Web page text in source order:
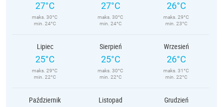
27°C
maks. 30°C
min. 24°C
27°C
maks. 30°C
min. 24°C
26°C
maks. 29°C
min. 23°C
Lipiec
25°C
maks. 29°C
min. 22°C
Sierpień
25°C
maks. 30°C
min. 22°C
Wrzesień
26°C
maks. 31°C
min. 22°C
Październik Listopad Grudzień